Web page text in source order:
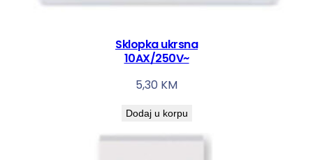
Sklopka ukrsna
10AX/250V~
5,30 KM
Dodaj u korpu